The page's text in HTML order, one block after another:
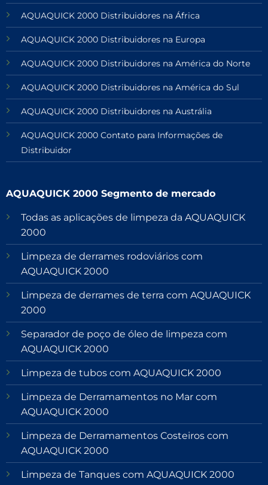
AQUAQUICK 2000 Distribuidores na África
AQUAQUICK 2000 Distribuidores na Europa
AQUAQUICK 2000 Distribuidores na América do Norte
AQUAQUICK 2000 Distribuidores na América do Sul
AQUAQUICK 2000 Distribuidores na Austrália
AQUAQUICK 2000 Contato para Informações de
Distribuidor
AQUAQUICK 2000 Segmento de mercado
Todas as aplicações de limpeza da AQUAQUICK
2000
Limpeza de derrames rodoviários com
AQUAQUICK 2000
Limpeza de derrames de terra com AQUAQUICK
2000
Separador de poço de óleo de limpeza com
AQUAQUICK 2000
Limpeza de tubos com AQUAQUICK 2000
Limpeza de Derramamentos no Mar com
AQUAQUICK 2000
Limpeza de Derramamentos Costeiros com
AQUAQUICK 2000
Limpeza de Tanques com AQUAQUICK 2000